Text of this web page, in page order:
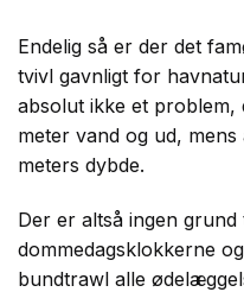
Endelig så er der det
tvivl gavnligt for
absolut ikke et problem,
meter vand og ud,
meters dybde.
Der er altså ingen
dommedagsklokkerne
bundtrawl alle